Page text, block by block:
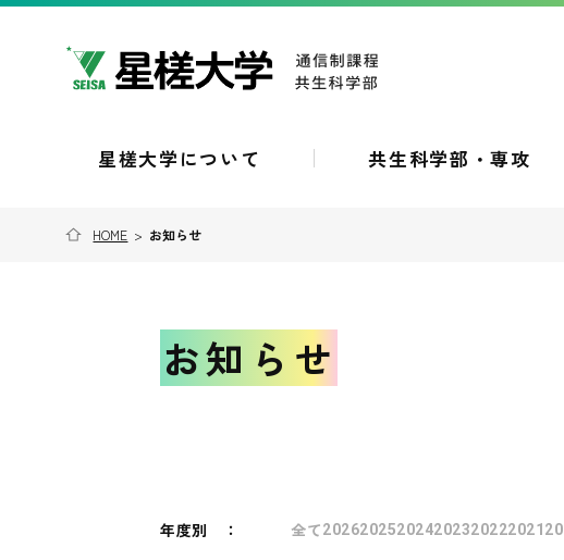
星槎大学について 共生科学部・専攻
HOME > お知らせ
お知らせ
年度別 ： 全て202620252024202320222021